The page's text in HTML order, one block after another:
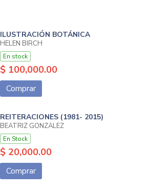
ILUSTRACIÓN BOTÁNICA
HELEN BIRCH
En stock
$ 100,000.00
Comprar
REITERACIONES (1981- 2015)
BEATRIZ GONZÁLEZ
En Stock
$ 20,000.00
Comprar